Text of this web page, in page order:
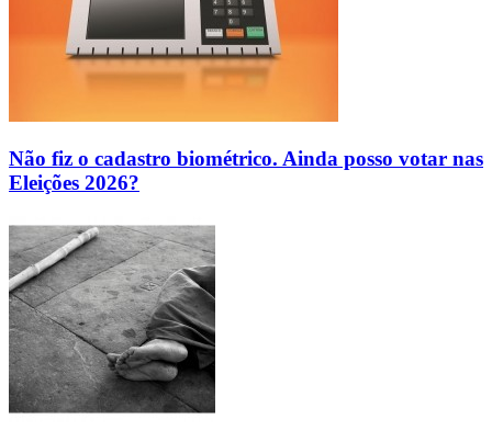
Não fiz o cadastro biométrico. Ainda posso votar nas
Eleições 2026?